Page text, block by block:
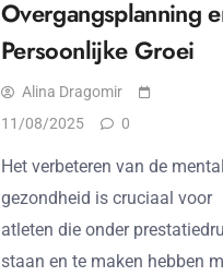
Overgangsplanning
Persoonlijke Groei
Alina Dragomir
11/08/2025
0
Het verbeteren van de
gezondheid is cruciaal voor
atleten die onder
staan en te maken hebben